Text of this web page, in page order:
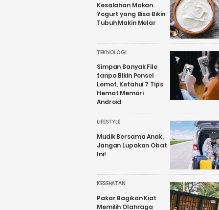
Kesalahan Makan
Yogurt yang Bisa Bikin
Tubuh Makin Melar
TEKNOLOGI
Simpan Banyak File
tanpa Bikin Ponsel
Lemot, Ketahui 7 Tips
Hemat Memori
Android
LIFESTYLE
Mudik Bersama Anak,
Jangan Lupakan Obat
Ini!
KESEHATAN
Pakar Bagikan Kiat
Memilih Olahraga